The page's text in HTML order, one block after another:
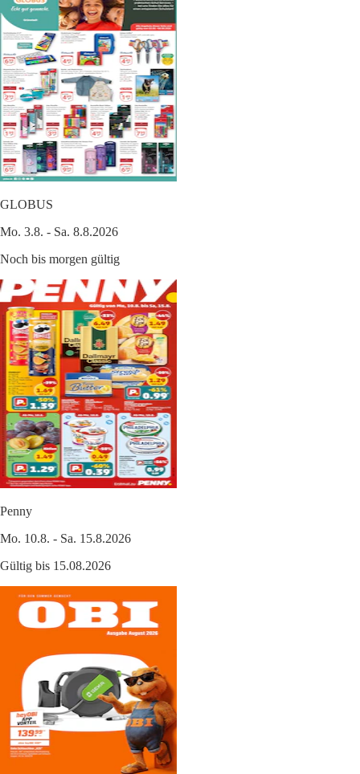
GLOBUS
Mo. 3.8. - Sa. 8.8.2026
Noch bis morgen gültig
Penny
Mo. 10.8. - Sa. 15.8.2026
Gültig bis 15.08.2026